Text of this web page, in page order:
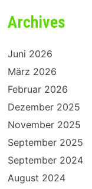
Archives
Juni 2026
März 2026
Februar 2026
Dezember 2025
November 2025
September 2025
September 2024
August 2024